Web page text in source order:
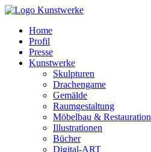
Home
Profil
Presse
Kunstwerke
Skulpturen
Drachengame
Gemälde
Raumgestaltung
Möbelbau & Restauration
Illustrationen
Bücher
Digital-ART